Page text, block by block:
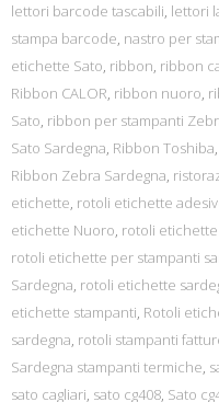
lettori barcode tascabili, lettori
stampa barcode, nastro per
etichette Sato, ribbon, ribbon
Ribbon CALOR, ribbon nuoro,
Sato, ribbon per stampanti
Sato Sardegna, Ribbon Toshiba,
Ribbon Zebra Sardegna,
etichette, rotoli etichette
etichette Nuoro, rotoli
rotoli etichette per stampanti
Sardegna, rotoli etichette
etichette stampanti, Rotoli
sardegna, rotoli stampanti
Sardegna stampanti termiche,
sato cagliari, sato cg408, Sato